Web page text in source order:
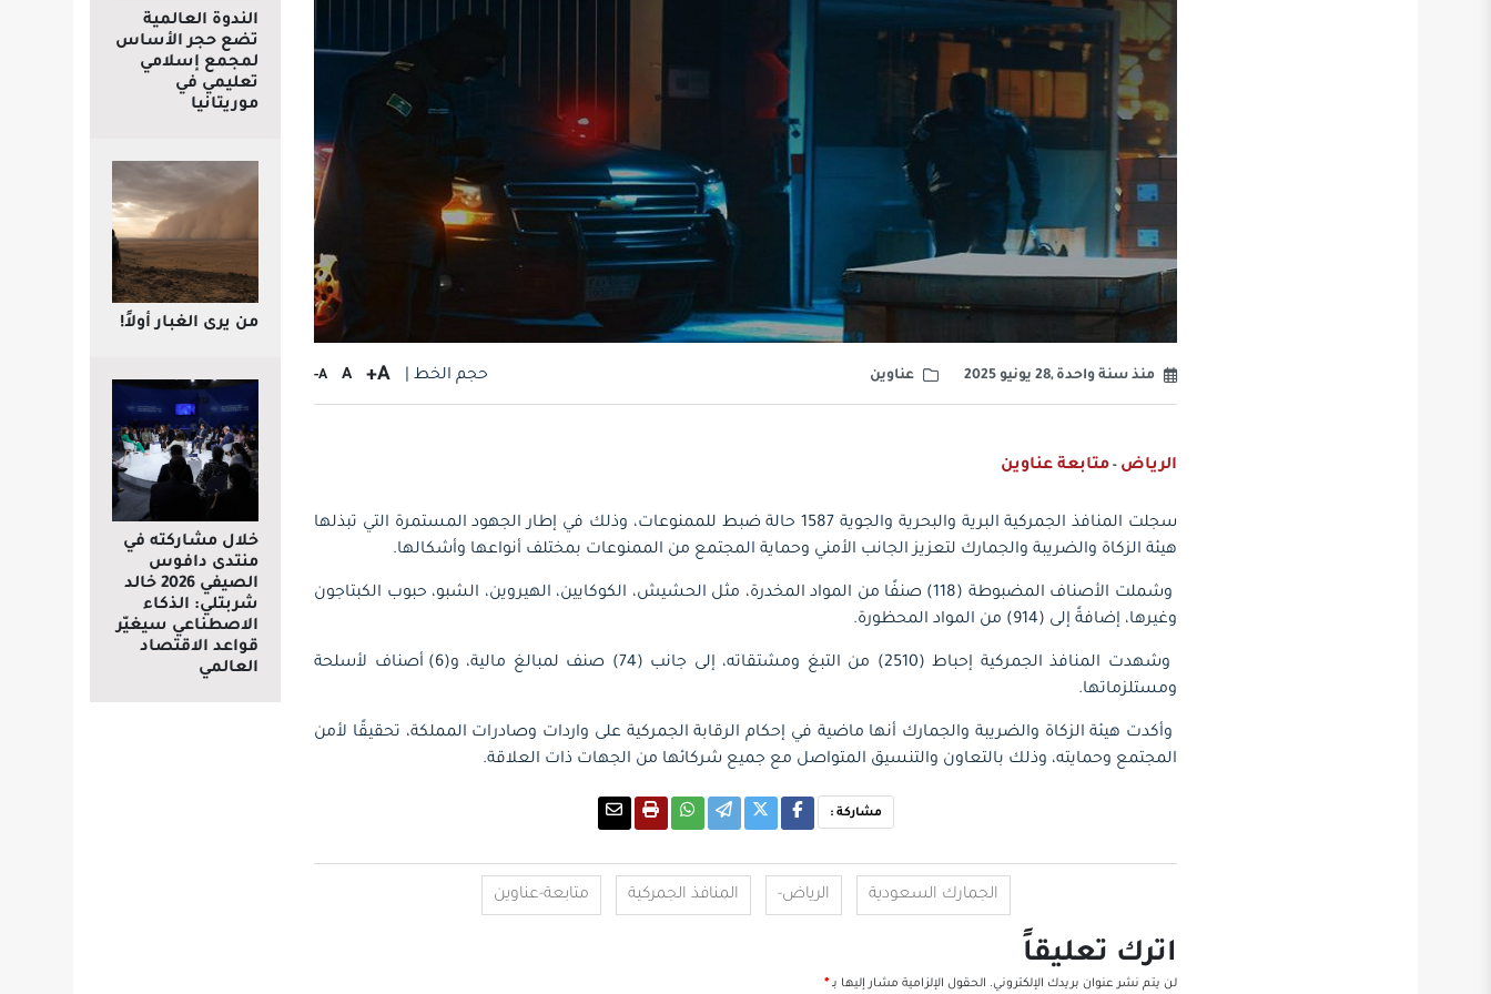
منذ سنة واحدة ,28 يونيو 2025 عناوين حجم الخط | A+
A
A-
الرياض - متابعة عناوين
سجلت المنافذ الجمركية البرية والبحرية والجوية 1587 حالة ضبط للممنوعات، وذلك في إطار الجهود المستمرة التي تبذلها
هيئة الزكاة والضريبة والجمارك لتعزيز الجانب الأمني وحماية المجتمع من الممنوعات بمختلف أنواعها وأشكالها.
وشملت الأصناف المضبوطة (118) صنفًا من المواد المخدرة، مثل الحشيش، الكوكايين، الهيروين، الشبو، حبوب الكبتاجون
وغيرها، إضافةً إلى (914) من المواد المحظورة.
وشهدت المنافذ الجمركية إحباط (2510) من التبغ ومشتقاته، إلى جانب (74) صنف لمبالغ مالية، و(6) أصناف لأسلحة
ومستلزماتها.
وأكدت هيئة الزكاة والضريبة والجمارك أنها ماضية في إحكام الرقابة الجمركية على واردات وصادرات المملكة، تحقيقًا لأمن
المجتمع وحمايته، وذلك بالتعاون والتنسيق المتواصل مع جميع شركائها من الجهات ذات العلاقة.
مشاركة :
الجمارك السعودية الرياض- المنافذ الجمركية متابعة-عناوين
اترك تعليقاً
لن يتم نشر عنوان بريدك الإلكتروني. الحقول الإلزامية مشار إليها بـ *
الندوة العالمية
تضع حجر الأساس
لمجمع إسلامي
تعليمي في
موريتانيا
من يرى الغبار أولاً!
خلال مشاركته في
منتدى دافوس
الصيفي 2026 خالد
شربتلي: الذكاء
الاصطناعي سيغيّر
قواعد الاقتصاد
العالمي